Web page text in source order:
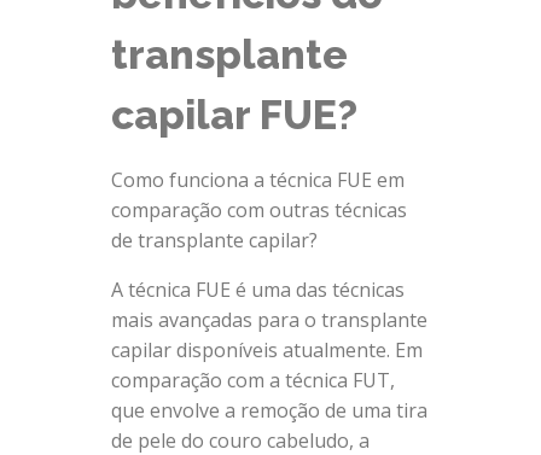
transplante
capilar FUE?
Como funciona a técnica FUE em
comparação com outras técnicas
de transplante capilar?
A técnica FUE é uma das técnicas
mais avançadas para o transplante
capilar disponíveis atualmente. Em
comparação com a técnica FUT,
que envolve a remoção de uma tira
de pele do couro cabeludo, a